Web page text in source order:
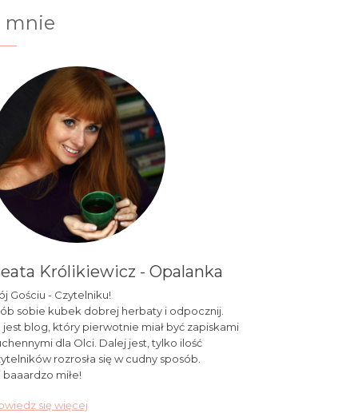
mnie
Królikiewicz - Opalanka
Gościu - Czytelniku!
sobie kubek dobrej herbaty i odpocznij.
jest blog, który pierwotnie miał być zapiskami
dla Olci. Dalej jest, tylko ilość
rozrosła się w cudny sposób.
baaardzo miłe!
się więcej